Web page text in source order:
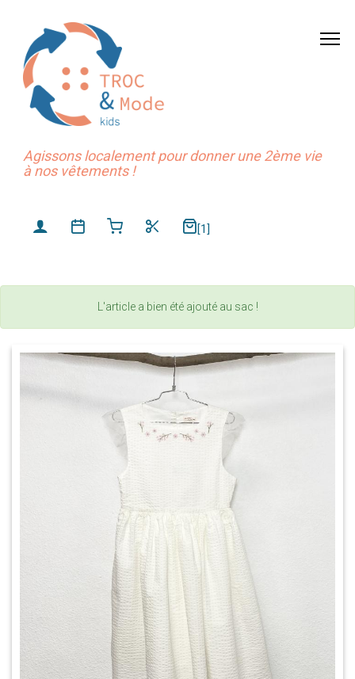
Agissons localement pour donner une 2ème vie
à nos vêtements !
[1]
L'article a bien été ajouté au sac !